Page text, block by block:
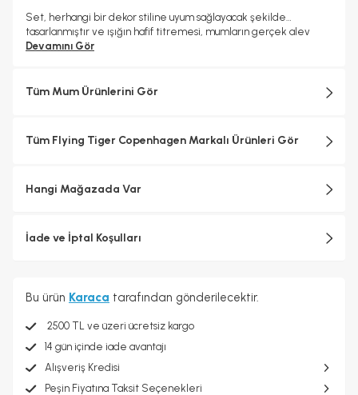
Set, herhangi bir dekor stiline uyum sağlayacak şekilde
tasarlanmıştır ve ışığın hafif titremesi, mumların gerçek alev
etkisi yaratmasına yardımcı olur. Oturma odanız, yatak odanız
ortamlarda harika bir seçimdir.
Devamını Gör
Tüm Mum Ürünlerini Gör
Tüm Flying Tiger Copenhagen Markalı Ürünleri Gör
Hangi Mağazada Var
İade ve İptal Koşulları
Bu ürün Karaca tarafından gönderilecektir.
2500 TL ve üzeri ücretsiz kargo
14 gün içinde iade avantajı
Alışveriş Kredisi
Peşin Fiyatına Taksit Seçenekleri